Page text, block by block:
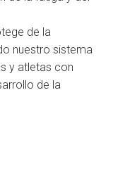
de la
nuestro sistema
y atletas con
de la